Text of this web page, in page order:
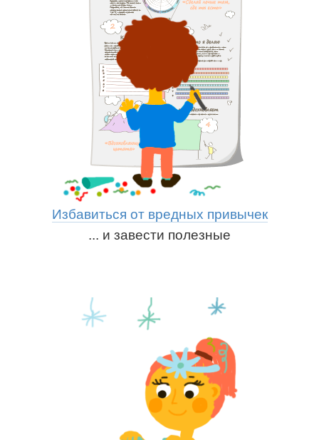
Избавиться от вредных привычек
... и завести полезные